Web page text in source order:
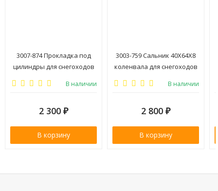
3007-874 Прокладка под
цилиндры для снегоходов
В наличии
2 300 ₽
В корзину
3003-759 Сальник 40X64X8
коленвала для снегоходов
В наличии
2 800 ₽
В корзину